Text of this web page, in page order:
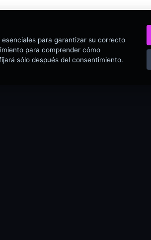
Todos, utiliza más de 320
para garantizar su correcto
para comprender cómo
sólo después del consentimiento.